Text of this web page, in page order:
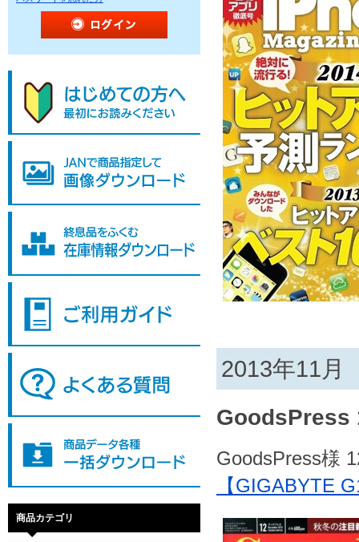
商品カテゴリ
2013年11月
GoodsPress
GoodsPress様
【GIGABYTE